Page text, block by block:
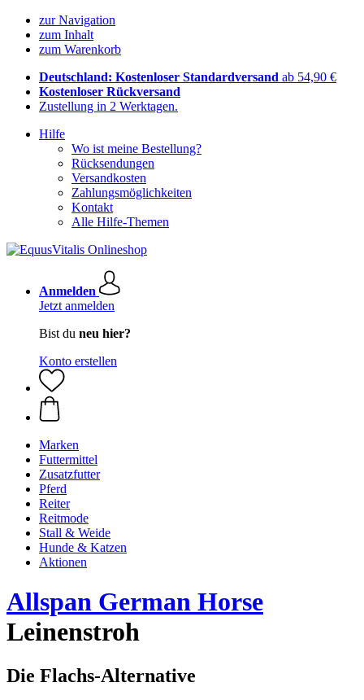
zur Navigation
zum Inhalt
zum Warenkorb
Deutschland: Kostenloser Standardversand ab 54,90 €
Kostenloser Rückversand
Zustellung in 2 Werktagen.
Hilfe
Wo ist meine Bestellung?
Rücksendungen
Versandkosten
Zahlungsmöglichkeiten
Kontakt
Alle Hilfe-Themen
Anmelden
Jetzt anmelden
Bist du neu hier?
Konto erstellen
Marken
Futtermittel
Zusatzfutter
Pferd
Reiter
Reitmode
Stall & Weide
Hunde & Katzen
Aktionen
Allspan German Horse
Leinenstroh
Die Flachs-Alternative